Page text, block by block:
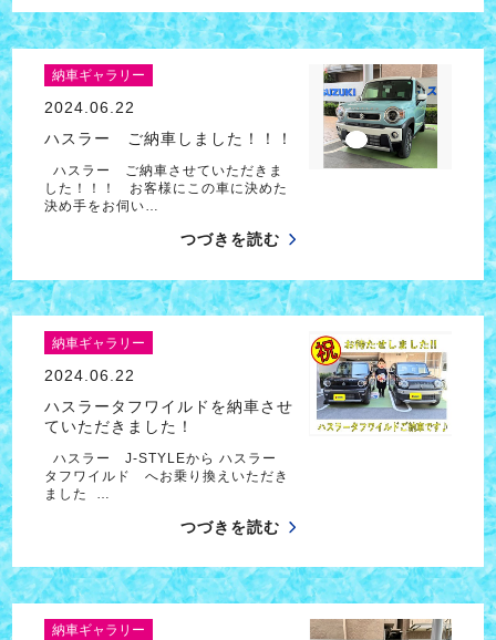
納車ギャラリー
2024.06.22
ハスラー ご納車しました！！！
ハスラー ご納車させていただきま
した！！！ お客様にこの車に決めた
決め手をお伺い…
つづきを読む
納車ギャラリー
2024.06.22
ハスラータフワイルドを納車させ
ていただきました！
ハスラー J-STYLEから ハスラー
タフワイルド へお乗り換えいただき
ました …
つづきを読む
納車ギャラリー